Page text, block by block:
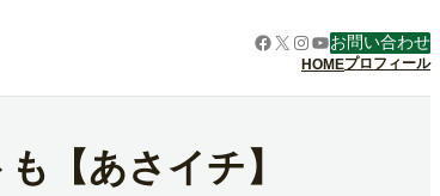
Facebook
X Instagram
YouTube
お問い合わせ
HOMEプロフィール
【あさイチ】